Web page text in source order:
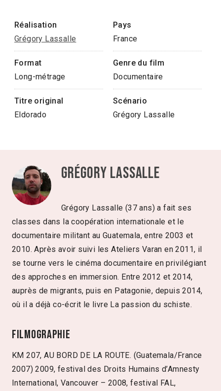
Réalisation
Grégory Lassalle
Pays
France
Format
Long-métrage
Genre du film
Documentaire
Titre original
Eldorado
Scénario
Grégory Lassalle
Grégory Lassalle
Grégory Lassalle (37 ans) a fait ses
classes dans la coopération internationale et le
documentaire militant au Guatemala, entre 2003 et
2010. Après avoir suivi les Ateliers Varan en 2011, il
se tourne vers le cinéma documentaire en privilégiant
des approches en immersion. Entre 2012 et 2014,
auprès de migrants, puis en Patagonie, depuis 2014,
où il a déjà co-écrit le livre La passion du schiste.
Filmographie
KM 207, AU BORD DE LA ROUTE. (Guatemala/France
2007) 2009, festival des Droits Humains d’Amnesty
International, Vancouver – 2008, festival FAL,